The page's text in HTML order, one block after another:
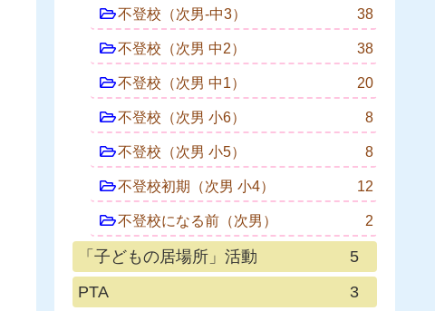
不登校（次男-中3） 38
不登校（次男 中2） 38
不登校（次男 中1） 20
不登校（次男 小6） 8
不登校（次男 小5） 8
不登校初期（次男 小4） 12
不登校になる前（次男） 2
「子どもの居場所」活動
5
PTA
3